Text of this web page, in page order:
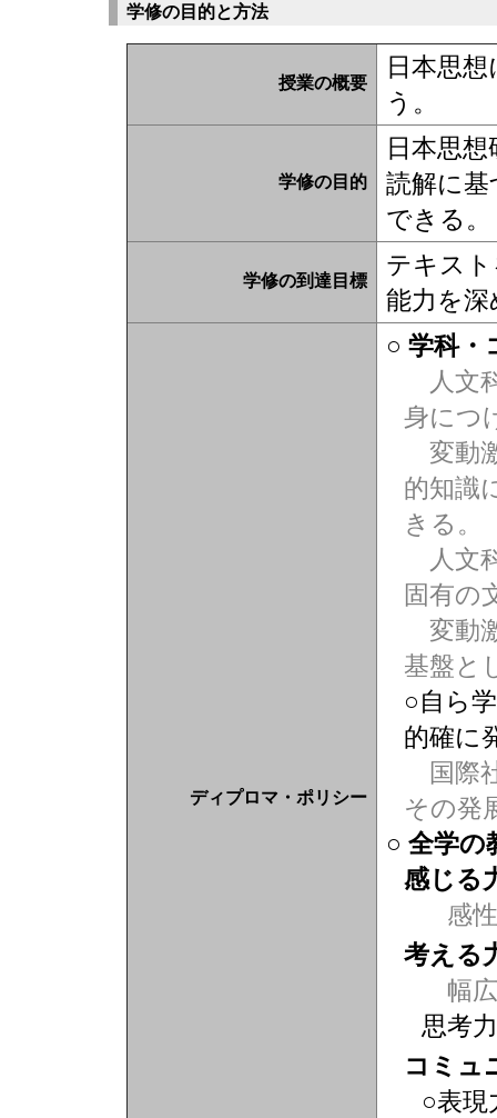
学修の目的と方法
授業の概要
日本思
う。
学修の目的
日本思
読解に
できる。
学修の到達目標
テキス
能力を
ディプロマ・ポリシー
○ 学科・
人文
身につ
変動
的知識
きる。
人文
固有の
変動
基盤と
○自ら
的確に
国際
その発
○ 全学の
感じる
感性
考える
幅
思考力
コミュ
○表現